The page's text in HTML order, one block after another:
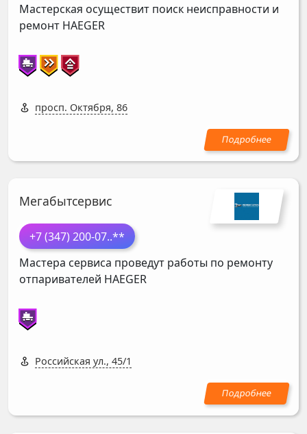
Мастерская осуществит поиск неисправности и
ремонт HAEGER
просп. Октября, 86
Мегабытсервис
+7 (347) 200-07..**
Мастера сервиса проведут работы по ремонту
отпаривателей HAEGER
Российская ул., 45/1